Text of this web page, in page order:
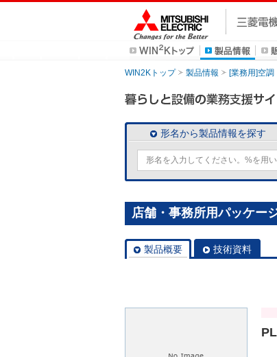
WIN2Kトップ 製品情報 [業務用]空調
形名から製品情報を探す
店舗・事務所用パッケー
製品概要 技術資料